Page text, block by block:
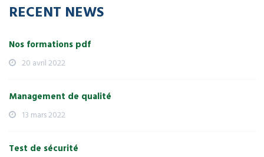
RECENT NEWS
Nos formations pdf
20 avril 2022
Management de qualité
13 mars 2022
Test de sécurité